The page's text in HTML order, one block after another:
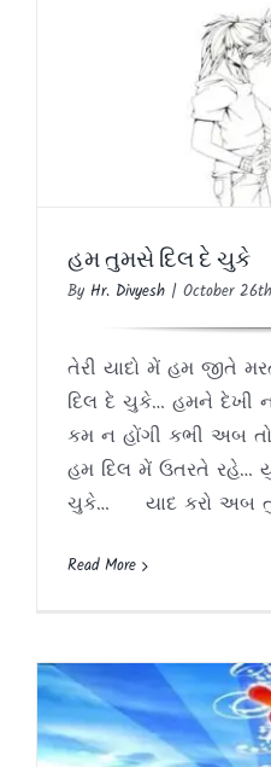
હમ તુમસે
Blog
હમ તુમસે દિલ દે ચુકે
By Hr. Divyesh | October
તેરી યાદો મેં હમ જીતે
દિલ દે ચુકે… હમને દેખી
કમ ન હોંગી કભી અબ તો
હમ દિલ મેં ઉતરતે રહે…
ચુકે… યાદ કરો અબ
Read More